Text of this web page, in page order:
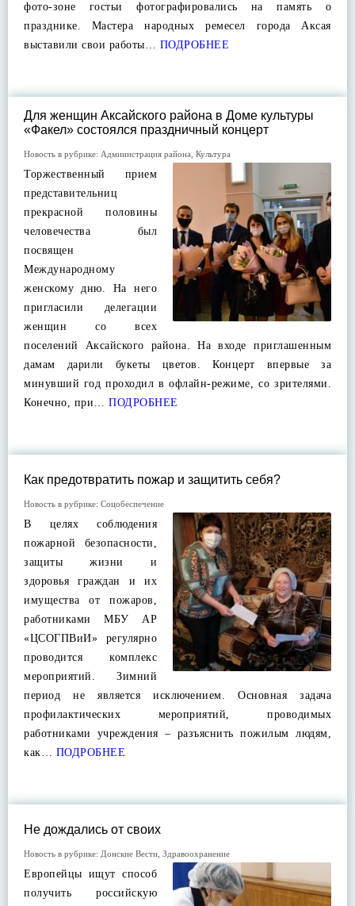
фото-зоне гостьи фотографировались на память о
празднике. Мастера народных ремесел города Аксая
выставили свои работы… ПОДРОБНЕЕ
Для женщин Аксайского района в Доме культуры
«Факел» состоялся праздничный концерт
Новость в рубрике: Администрация района Культура
Торжественный прием
представительниц
прекрасной половины
человечества был
посвящен
Международному
женскому дню. На него
пригласили делегации
женщин со всех
поселений Аксайского района. На входе приглашенным
дамам дарили букеты цветов. Концерт впервые за
минувший год проходил в офлайн-режиме, со зрителями.
Конечно, при… ПОДРОБНЕЕ
Как предотвратить пожар и защитить себя?
Новость в рубрике: Соцобеспечение
В целях соблюдения
пожарной безопасности,
защиты жизни и
здоровья граждан и их
имущества от пожаров,
работниками МБУ АР
«ЦСОГПВиИ» регулярно
проводится комплекс
мероприятий. Зимний
период не является исключением. Основная задача
профилактических мероприятий, проводимых
работниками учреждения – разъяснить пожилым людям,
как… ПОДРОБНЕЕ
Не дождались от своих
Новость в рубрике: Донские Вести Здравоохранение
Европейцы ищут способ
получить российскую